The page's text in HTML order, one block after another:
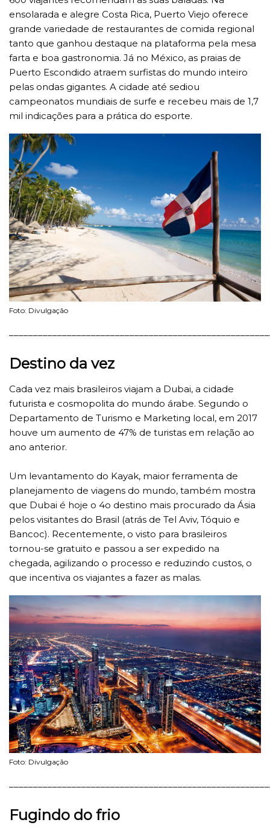
ensolarada e alegre Costa Rica, Puerto Viejo oferece
grande variedade de restaurantes de comida regional
tanto que ganhou destaque na plataforma pela mesa
farta e boa gastronomia. Já no México, as praias de
Puerto Escondido atraem surfistas do mundo inteiro
pelas ondas gigantes. A cidade até sediou
campeonatos mundiais de surfe e recebeu mais de 1,7
mil indicações para a prática do esporte.
Foto: Divulgação
Destino da vez
Cada vez mais brasileiros viajam a Dubai, a cidade
futurista e cosmopolita do mundo árabe. Segundo o
Departamento de Turismo e Marketing local, em 2017
houve um aumento de 47% de turistas em relação ao
ano anterior.
Um levantamento do Kayak, maior ferramenta de
planejamento de viagens do mundo, também mostra
que Dubai é hoje o 4o destino mais procurado da Ásia
pelos visitantes do Brasil (atrás de Tel Aviv, Tóquio e
Bancoc). Recentemente, o visto para brasileiros
tornou-se gratuito e passou a ser expedido na
chegada, agilizando o processo e reduzindo custos, o
que incentiva os viajantes a fazer as malas.
Foto: Divulgação
Fugindo do frio